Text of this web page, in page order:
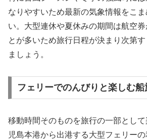
なりやすいため最新の気象情報をこ
い。大型連休や夏休みの期間は航空
とが多いため旅行日程が決まり次第
ましょう。
フェリーでのんびりと楽しむ船
移動時間そのものを旅行の一部とし
児島本港から出港する大型フェリー